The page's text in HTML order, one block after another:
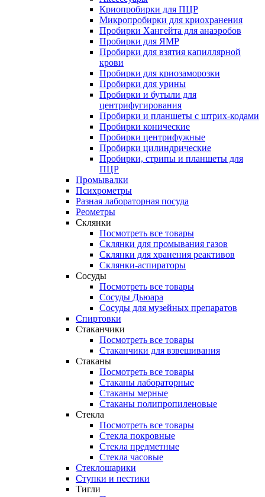
Криопробирки для ПЦР
Микропробирки для криохранения
Пробирки Хангейта для анаэробов
Пробирки для ЯМР
Пробирки для взятия капиллярной
крови
Пробирки для криозаморозки
Пробирки для урины
Пробирки и бутыли для
центрифугирования
Пробирки и планшеты с штрих-кодами
Пробирки конические
Пробирки центрифужные
Пробирки цилиндрические
Пробирки, стрипы и планшеты для
ПЦР
Промывалки
Психрометры
Разная лабораторная посуда
Реометры
Склянки
Посмотреть все товары
Склянки для промывания газов
Склянки для хранения реактивов
Склянки-аспираторы
Сосуды
Посмотреть все товары
Сосуды Дьюара
Сосуды для музейных препаратов
Спиртовки
Стаканчики
Посмотреть все товары
Стаканчики для взвешивания
Стаканы
Посмотреть все товары
Стаканы лабораторные
Стаканы мерные
Стаканы полипропиленовые
Стекла
Посмотреть все товары
Стекла покровные
Стекла предметные
Стекла часовые
Стеклошарики
Ступки и пестики
Тигли